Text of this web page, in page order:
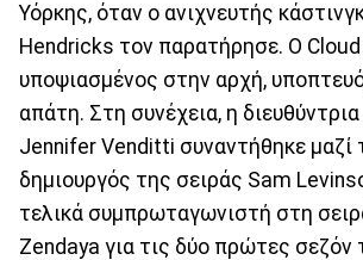
Υόρκης, όταν ο ανιχνευτής
Hendricks τον παρατήρησε. Ο
υποψιασμένος στην αρχή,
απάτη. Στη συνέχεια, η
Jennifer Venditti συναντήθηκε μαζί
δημιουργός της σειράς Sam
τελικά συμπρωταγωνιστή στη
Zendaya για τις δύο πρώτες σεζόν